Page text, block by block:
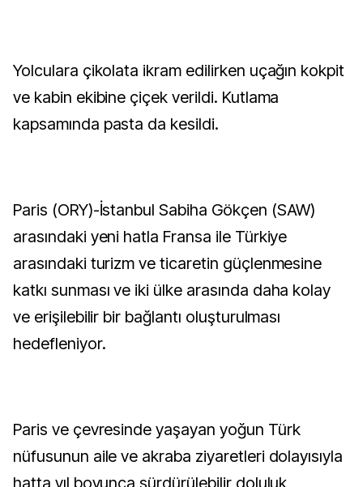
Yolculara çikolata ikram edilirken uçağın kokpit
ve kabin ekibine çiçek verildi. Kutlama
kapsamında pasta da kesildi.
Paris (ORY)-İstanbul Sabiha Gökçen (SAW)
arasındaki yeni hatla Fransa ile Türkiye
arasındaki turizm ve ticaretin güçlenmesine
katkı sunması ve iki ülke arasında daha kolay
ve erişilebilir bir bağlantı oluşturulması
hedefleniyor.
Paris ve çevresinde yaşayan yoğun Türk
nüfusunun aile ve akraba ziyaretleri dolayısıyla
hatta yıl boyunca sürdürülebilir doluluk